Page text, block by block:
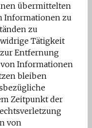
übermittelten
Informationen zu
zu
Tätigkeit
Entfernung
Informationen
bleiben
Zeitpunkt der
von